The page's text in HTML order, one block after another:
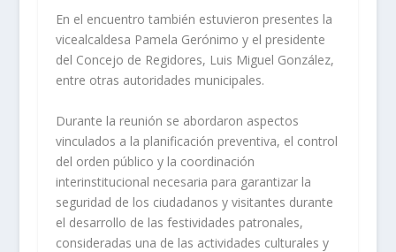
En el encuentro también estuvieron presentes la
vicealcaldesa Pamela Gerónimo y el presidente
del Concejo de Regidores, Luis Miguel González,
entre otras autoridades municipales.
Durante la reunión se abordaron aspectos
vinculados a la planificación preventiva, el control
del orden público y la coordinación
interinstitucional necesaria para garantizar la
seguridad de los ciudadanos y visitantes durante
el desarrollo de las festividades patronales,
consideradas una de las actividades culturales y